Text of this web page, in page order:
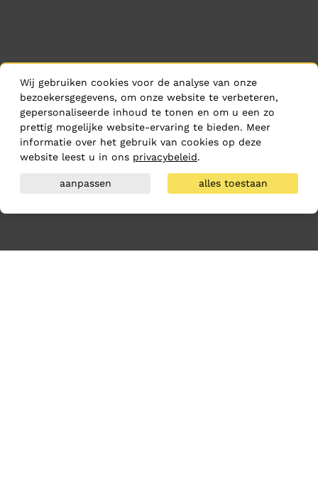
Wij gebruiken cookies voor de analyse van onze
bezoekersgegevens, om onze website te verbeteren,
gepersonaliseerde inhoud te tonen en om u een zo
prettig mogelijke website-ervaring te bieden. Meer
informatie over het gebruik van cookies op deze
website leest u in ons privacybeleid.
aanpassen alles toestaan